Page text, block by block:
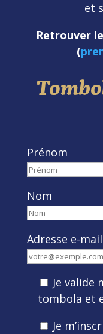
et
Retrouver
(
Prénom
Nom
Adresse e-mail
Je valide
tombola et
Je